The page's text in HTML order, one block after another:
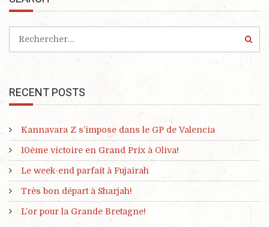
RECENT POSTS
Kannavara Z s’impose dans le GP de Valencia
10ème victoire en Grand Prix à Oliva!
Le week-end parfait à Fujairah
Très bon départ à Sharjah!
L’or pour la Grande Bretagne!